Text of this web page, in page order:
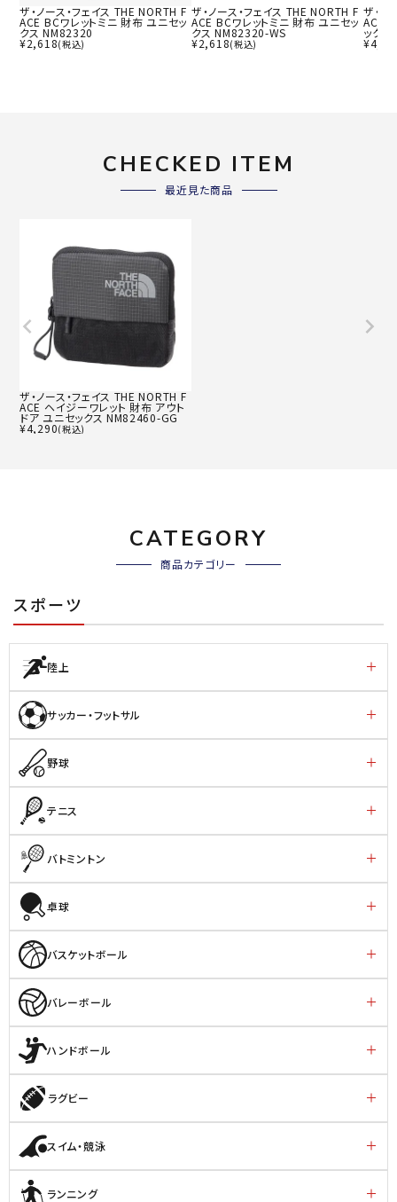
ザ・ノース・フェイス THE NORTH F
ACE BCワレットミニ 財布 ユニセッ
クス NM82320
¥2,618(税込)
ザ・ノース・フェイス THE NORTH F
ACE BCワレットミニ 財布 ユニセッ
クス NM82320-WS
¥2,618(税込)
ザ・ノ
ACE
ック
¥
CHECKED ITEM
最近見た商品
ザ・ノース・フェイス THE NORTH F
ACE ヘイジーワレット 財布 アウト
ドア ユニセックス NM82460-GG
¥4,290(税込)
CATEGORY
商品カテゴリー
スポーツ
陸上
サッカー・フットサル
野球
テニス
バトミントン
卓球
バスケットボール
バレーボール
ハンドボール
ラグビー
スイム・競泳
ランニング